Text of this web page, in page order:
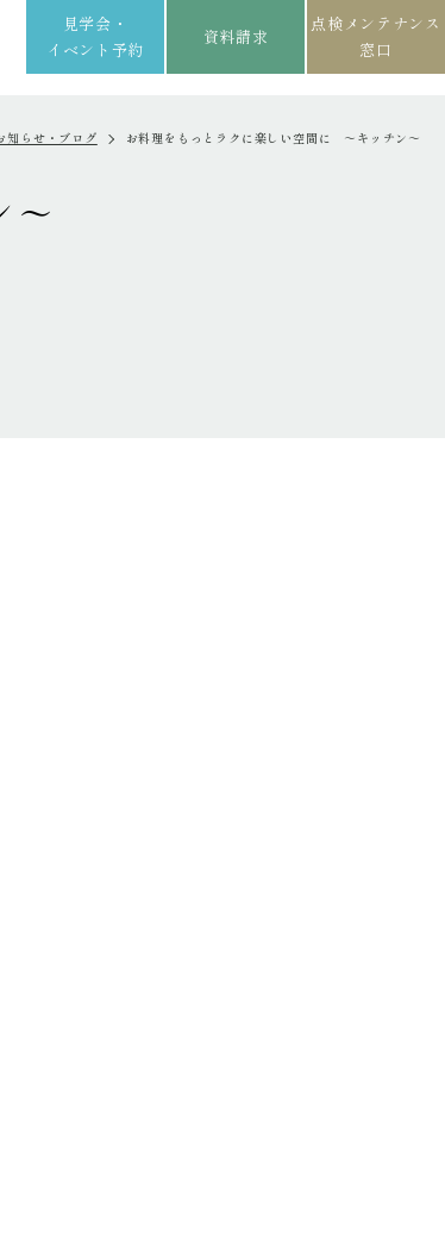
見学会・
イベント予約
資料請求
点検メンテナンス
窓口
知らせ・ブログ お料理をもっとラクに楽しい空間に ～キッチン～